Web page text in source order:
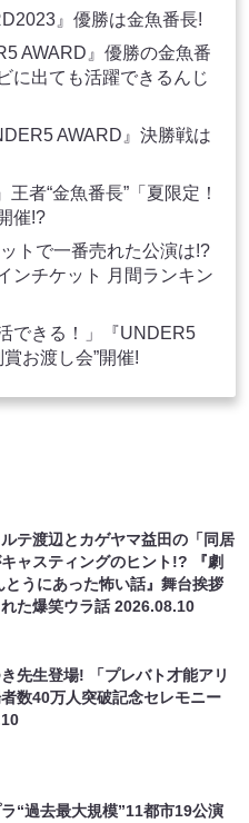
』優勝は金魚番長!
AWARD』優勝の金魚番
に出ても活躍できるんじ
AWARD』決勝戦は
者“金魚番長”「夏限定！
催!?
トで一番売れた公演は!?
ンチケット 月間ランキン
できる！」『UNDER5
お渡し会”開催!
ルテ渡辺とカゲヤマ益田の「同居
ャスティングのヒント!? 『劇
とうにあった怖い話』舞台挨拶
た爆笑ウラ話2026.08.10
先生登場! 「プレバト才能アリ
数40万人突破記念セレモニー
“過去最大規模”11都市19公演